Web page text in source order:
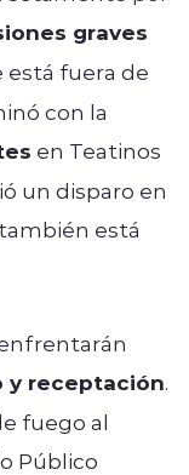
graves
está fuera de
con la
en Teatinos
un disparo en
está
y receptación.
fuego al
Público